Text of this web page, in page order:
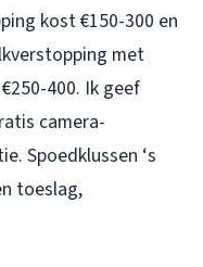
kost €150-300 en
met
400. Ik geef
camera-
Spoedklussen ‘s
toeslag,